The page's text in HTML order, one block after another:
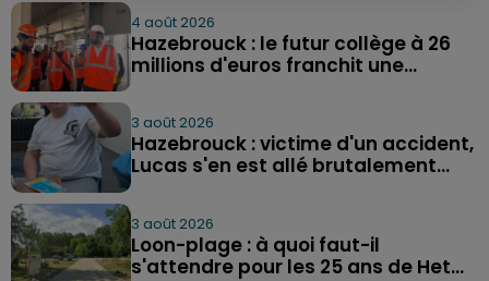
4 août 2026
Hazebrouck : le futur collège à 26
millions d'euros franchit une...
3 août 2026
Hazebrouck : victime d'un accident,
Lucas s'en est allé brutalement...
3 août 2026
Loon-plage : à quoi faut-il
s'attendre pour les 25 ans de Het...